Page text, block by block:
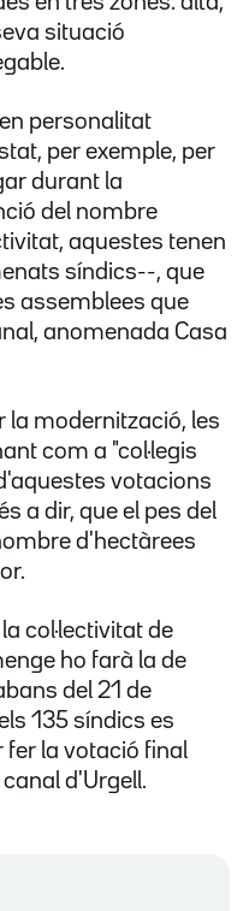
situació
personalitat
per exemple, per
durant la
del nombre
aquestes tenen
síndics--, que
assemblees que
anomenada Casa
la modernització, les
com a "col·legis
votacions
a dir, que el pes del
d'hectàrees
col·lectivitat de
ho farà la de
del 21 de
135 síndics es
fer la votació final
d'Urgell.